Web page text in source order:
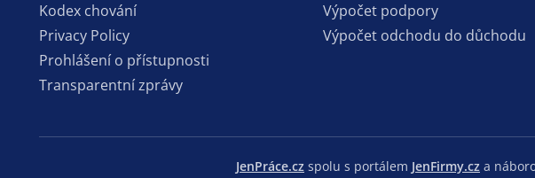
Kodex chování
Privacy Policy
Prohlášení o přístupnosti
Transparentní zprávy
Výpočet podpory
Výpočet odchodu do důchodu
JenPráce.cz spolu s portálem JenFirmy.cz a